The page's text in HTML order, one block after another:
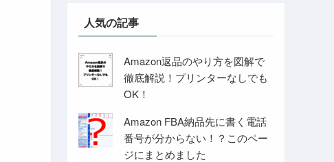
人気の記事
Amazon返品のやり方を図解で
徹底解説！プリンターなしでも
OK！
Amazon FBA納品先に書く電話
番号が分からない！？このペー
ジにまとめました